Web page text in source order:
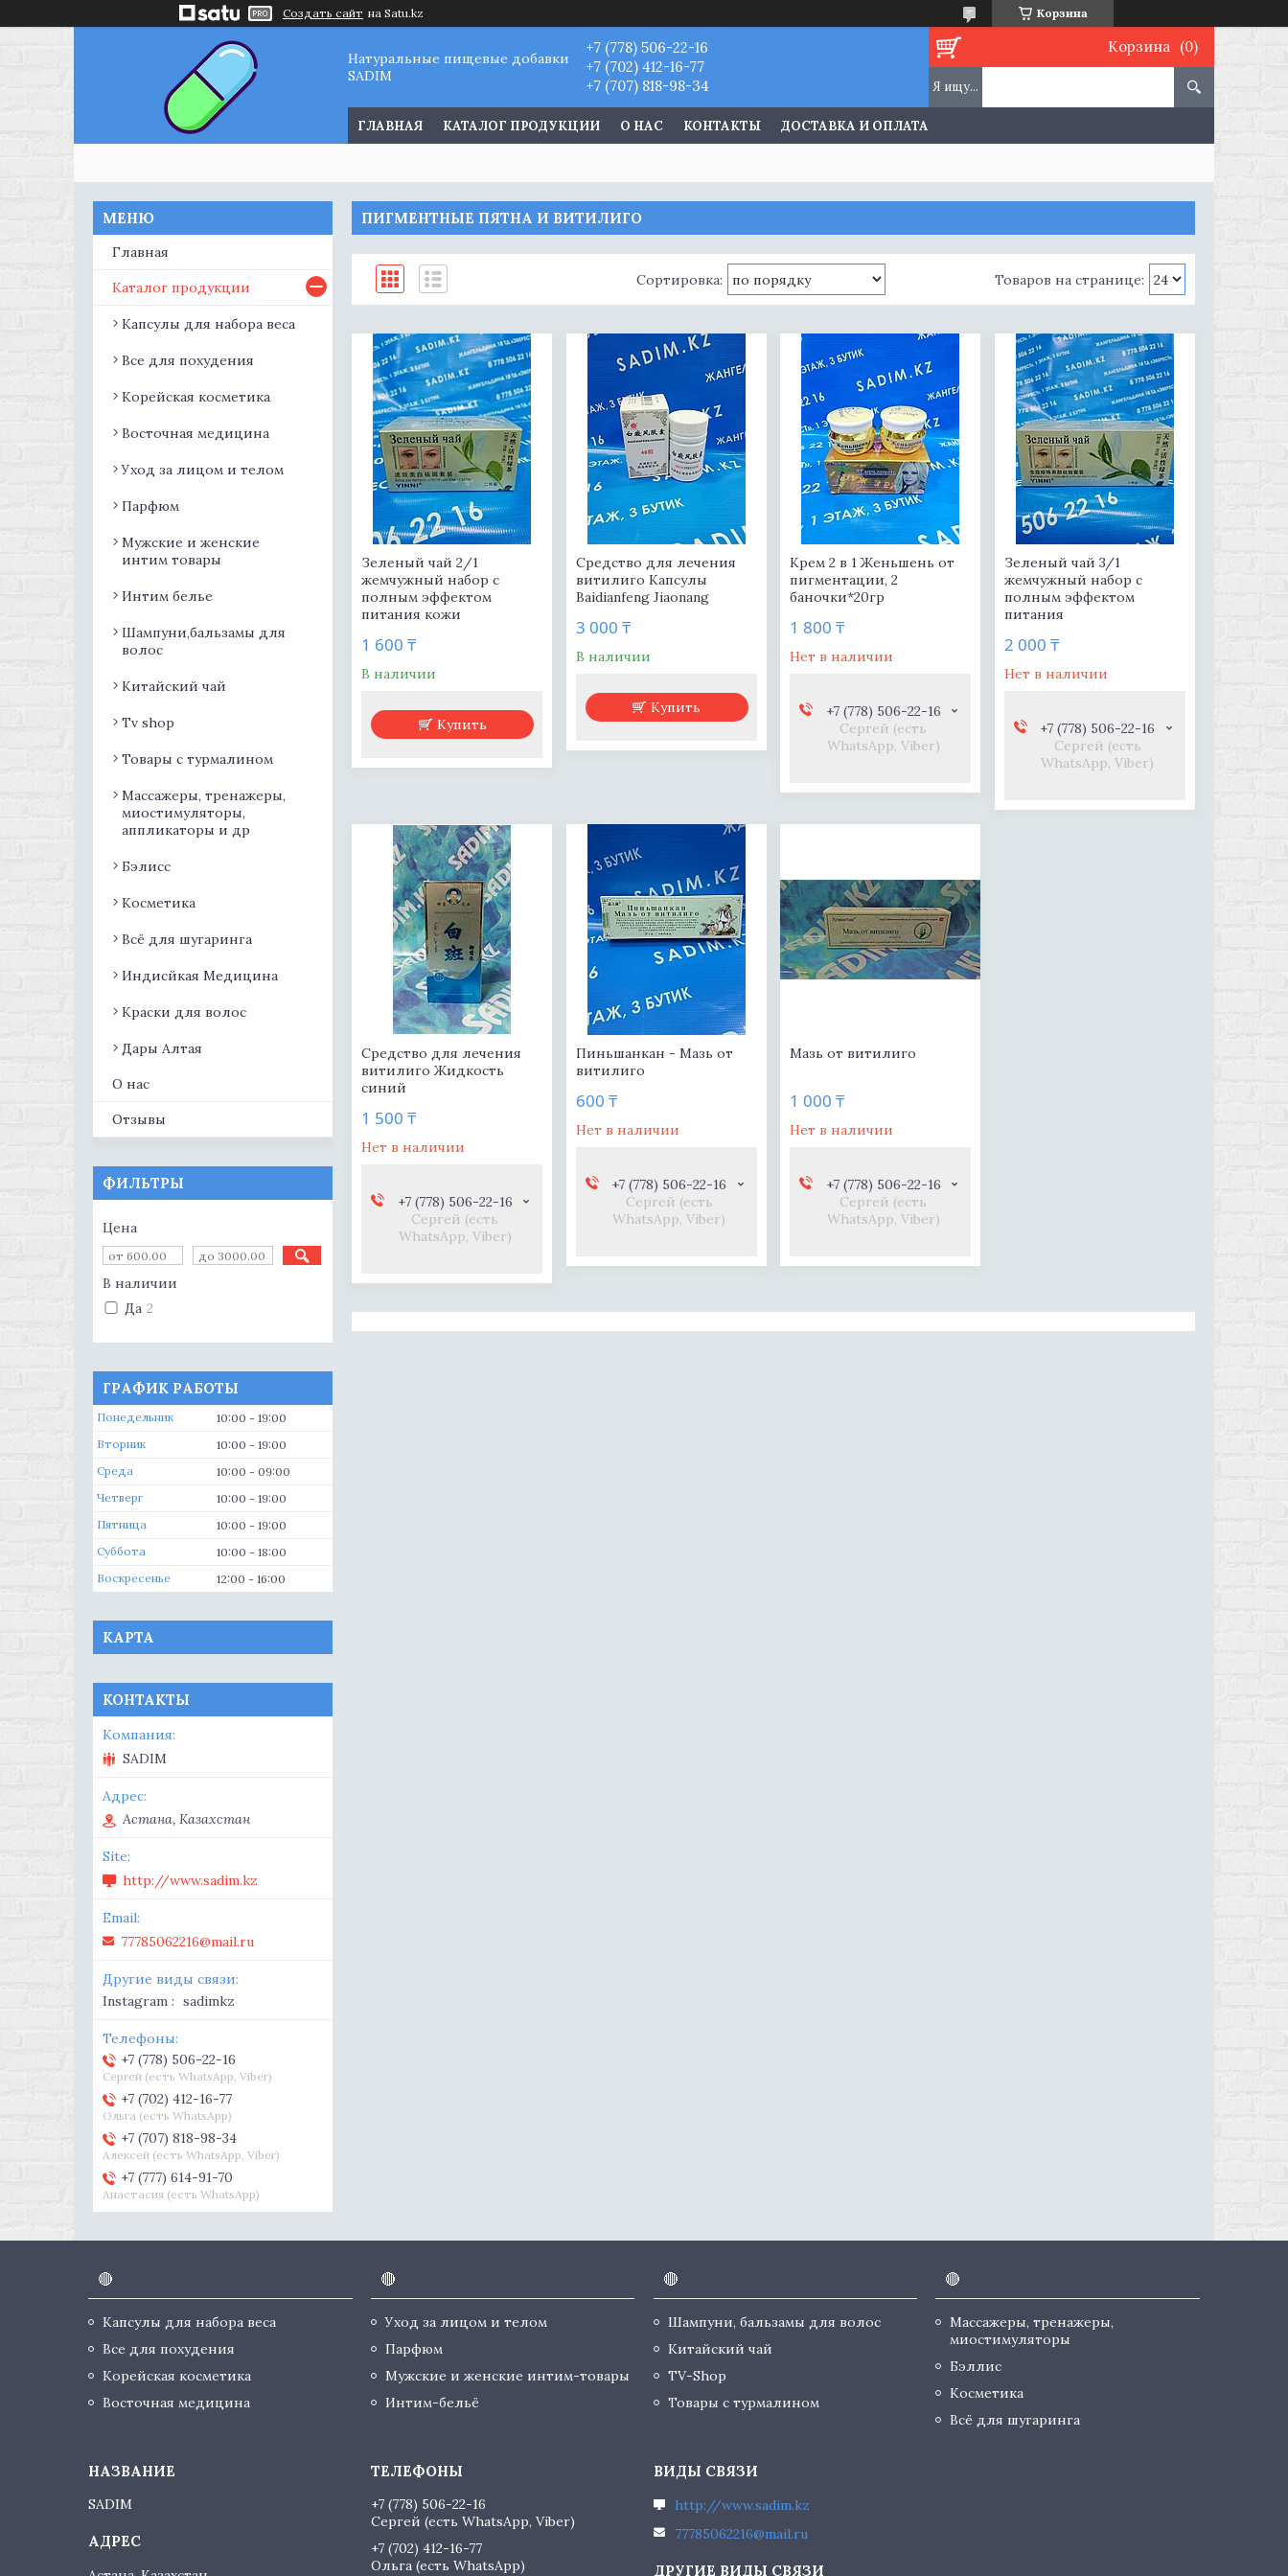
Создать сайт на Satu.kz Корзина
Натуральные пищевые добавки
SADIM
+7 (778) 506-22-16
+7 (702) 412-16-77
+7 (707) 818-98-34
Корзина
ГЛАВНАЯ КАТАЛОГ ПРОДУКЦИИ О НАС КОНТАКТЫ ДОСТАВКА И ОПЛАТА
ПИГМЕНТНЫЕ ПЯТНА И ВИТИЛИГО
Зеленый чай 2/1
жемчужный набор с
полным эффектом
питания кожи
1 600 ₸
В наличии
Купить
Средство для лечения
витилиго Капсулы
Baidianfeng Jiaonang
3 000 ₸
В наличии
Купить
Крем 2 в 1 Женьшень от
пигментации, 2
баночки*20гр
1 800 ₸
Нет в наличии
+7 (778) 506-22-16
Сергей (есть
WhatsApp, Viber)
Зеленый чай 3/1
жемчужный набор с
полным эффектом
питания
2 000 ₸
Нет в наличии
+7 (778) 506-22-16
Сергей (есть
WhatsApp, Viber)
Средство для лечения
витилиго Жидкость
синий
1 500 ₸
Нет в наличии
+7 (778) 506-22-16
Сергей (есть
WhatsApp, Viber)
Пиньшанкан - Мазь от
витилиго
600 ₸
Нет в наличии
+7 (778) 506-22-16
Сергей (есть
WhatsApp, Viber)
Мазь от витилиго
1 000 ₸
Нет в наличии
+7 (778) 506-22-16
Сергей (есть
WhatsApp, Viber)
Главная
Каталог продукции
Капсулы для набора веса
Все для похудения
Корейская косметика
Восточная медицина
Уход за лицом и телом
Парфюм
Мужские и женские
интим товары
Интим белье
Шампуни,бальзамы для
волос
Китайский чай
Tv shop
Товары с турмалином
Массажеры, тренажеры,
миостимуляторы,
аппликаторы и др
Бэлисс
Косметика
Всё для шугаринга
Индисйкая Медицина
Краски для волос
Дары Алтая
О нас
Отзывы
ФИЛЬТРЫ
Цена
В наличии
Да 2
ГРАФИК РАБОТЫ
Понедельник 10:00
19:00
Вторник
10:00
19:00
Среда
10:00
09:00
Четверг
10:00
19:00
Пятница
10:00
19:00
Суббота
10:00
18:00
Воскресенье
12:00 16:00
КАРТА
КОНТАКТЫ
SADIM
Астана, Казахстан
http://www.sadim.kz
77785062216@mail.ru
Instagram sadimkz
+7 (778) 506-22-16
Сергей (есть WhatsApp, Viber)
+7 (702) 412-16-77
Ольга (есть WhatsApp)
+7 (707) 818-98-34
Алексей (есть WhatsApp, Viber)
+7 (777) 614-91-70
Анастасия (есть WhatsApp)
🔴
Капсулы для набора веса
Все для похудения
Корейская косметика
Восточная медицина
🔴
Уход за лицом и телом
Парфюм
Мужские и женские интим-товары
Интим-бельё
🔴
Шампуни, бальзамы для волос
Китайский чай
TV-Shop
Товары с турмалином
🔴
Массажеры, тренажеры,
миостимуляторы
Бэллис
Косметика
Всё для шугаринга
SADIM
+7 (778) 506-22-16
Сергей (есть WhatsApp, Viber)
+7 (702) 412-16-77
Ольга (есть WhatsApp)
http://www.sadim.kz
77785062216@mail.ru